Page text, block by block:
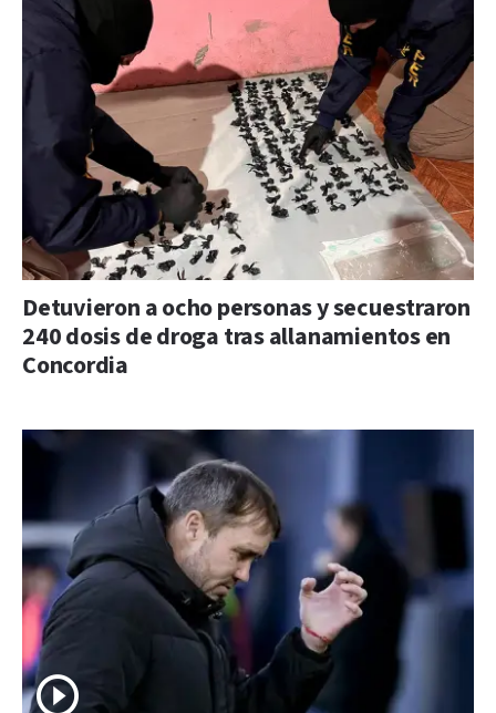
Detuvieron a ocho personas y secuestraron
240 dosis de droga tras allanamientos en
Concordia